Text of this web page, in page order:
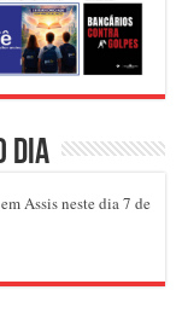
dia
Assis neste dia 7 de